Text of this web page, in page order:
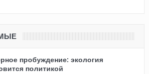
пробуждение: экология
политикой